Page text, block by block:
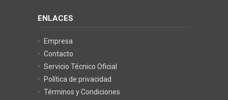
ENLACES
Empresa
Contacto
Servicio Técnico Oficial
Política de privacidad
Términos y Condiciones